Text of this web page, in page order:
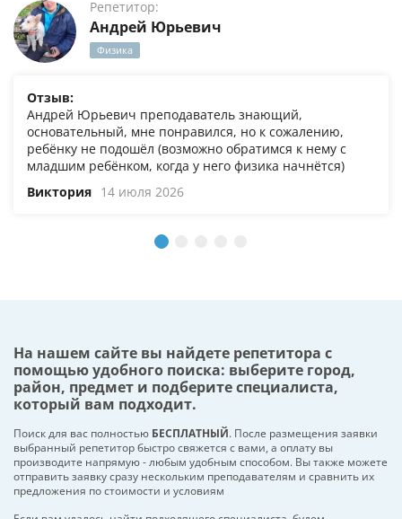
Репетитор:
Андрей Юрьевич
Физика
Отзыв:
Андрей Юрьевич преподаватель знающий,
основательный, мне понравился, но к сожалению,
ребёнку не подошёл (возможно обратимся к нему с
младшим ребёнком, когда у него физика начнётся)
Виктория 14 июля 2026
На нашем сайте вы найдете репетитора с
помощью удобного поиска: выберите город,
район, предмет и подберите специалиста,
который вам подходит.
Поиск для вас полностью БЕСПЛАТНЫЙ. После размещения заявки
выбранный репетитор быстро свяжется с вами, а оплату вы
производите напрямую - любым удобным способом. Вы также можете
отправить заявку сразу нескольким преподавателям и сравнить их
предложения по стоимости и условиям